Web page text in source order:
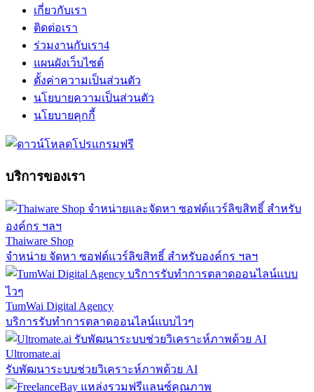
เกี่ยวกับเรา
ติดต่อเรา
ร่วมงานกับเรา4
แผนผังเว็บไซต์
ตั้งค่าความเป็นส่วนตัว
นโยบายความเป็นส่วนตัว
นโยบายคุกกี้
บริการของเรา
Thaiware Shop
จำหน่าย จัดหา ซอฟต์แวร์ลิขสิทธิ์ สำหรับองค์กร ฯลฯ
TumWai Digital Agency
บริการรับทำการตลาดออนไลน์แบบไวๆ
Ultromate.ai
รับพัฒนาระบบช่วยวิเคราะห์ภาพด้วย AI